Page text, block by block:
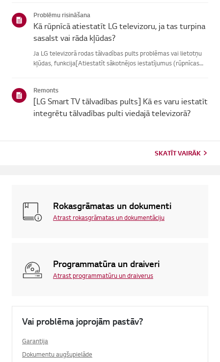
Problēmu risināšana
Kā rūpnīcā atiestatīt LG televizoru, ja tas turpina
sasalst vai rāda kļūdas?
Ja LG televizorā rodas tālvadības pults problēmas vai lietotņu
kļūdas, funkcija[Atiestatīt sākotnējos iestatījumus (rūpnīcas
Remonts
[LG Smart TV tālvadības pults] Kā es varu iestatīt
integrētu tālvadības pulti viedajā televizorā?
SKATĪT VAIRĀK
Rokasgrāmatas un dokumenti
Atrast rokasgrāmatas un dokumentāciju
Programmatūra un draiveri
Atrast programmatūru un draiverus
Vai problēma joprojām pastāv?
Garantija
Dokumentu augšupielāde